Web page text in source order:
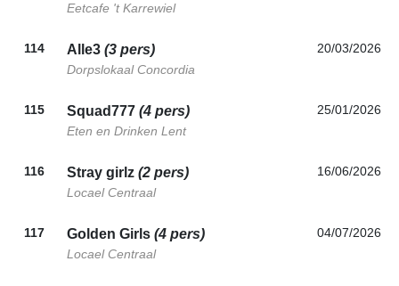
Eetcafe 't Karrewiel
114 Alle3 (3 pers)
Dorpslokaal Concordia
20/03/2026
115 Squad777 (4 pers)
Eten en Drinken Lent
25/01/2026
116 Stray girlz (2 pers)
Locael Centraal
16/06/2026
117 Golden Girls (4 pers)
Locael Centraal
04/07/2026